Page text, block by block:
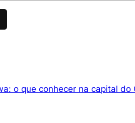
o que conhecer na capital do